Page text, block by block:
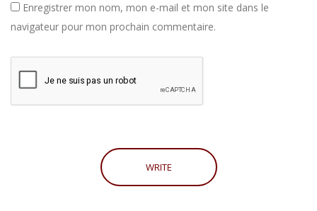
Enregistrer mon nom, mon e-mail et mon site dans le
navigateur pour mon prochain commentaire.